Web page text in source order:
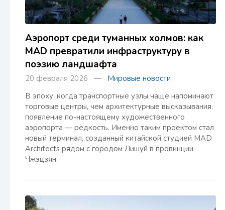
Аэропорт среди туманных холмов: как
MAD превратили инфраструктуру в
поэзию ландшафта
20 февраля 2026 — Мировые новости
В эпоху, когда транспортные узлы чаще напоминают
торговые центры, чем архитектурные высказывания,
появление по-настоящему художественного
аэропорта — редкость. Именно таким проектом стал
новый терминал, созданный китайской студией MAD
Architects рядом с городом Лишуй в провинции
Чжэцзян.